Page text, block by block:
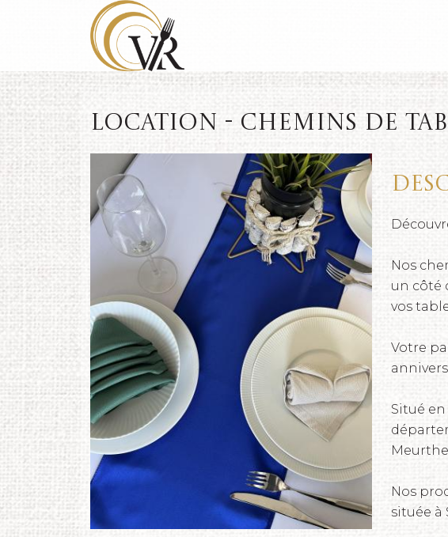
Location - Chemins de
Nos
un côté
vos
Votre
Situé
Nos
située à